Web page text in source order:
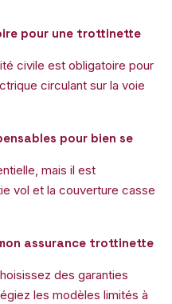
pour une trottinette
civile est obligatoire pour
circulant sur la voie
pour bien se
mais il est
vol et la couverture casse
assurance trottinette
des garanties
les modèles limités à